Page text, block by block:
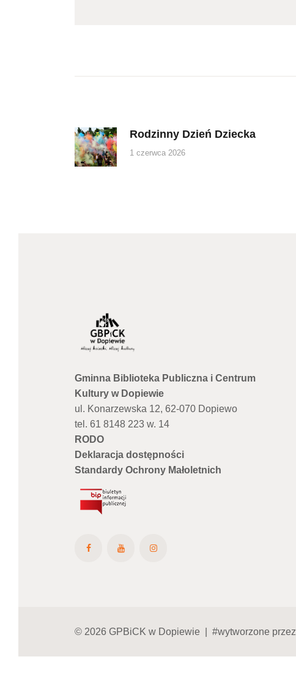
wpisuPrevious
post:
Rodzinny Dzień Dziecka
1 czerwca 2026
Gminna Biblioteka Publiczna i Centrum
Kultury w Dopiewie
ul. Konarzewska 12, 62-070 Dopiewo
tel. 61 8148 223 w. 14
RODO
Deklaracja dostępności
Standardy Ochrony Małoletnich
© 2026 GPBiCK w Dopiewie | #wytworzone przez